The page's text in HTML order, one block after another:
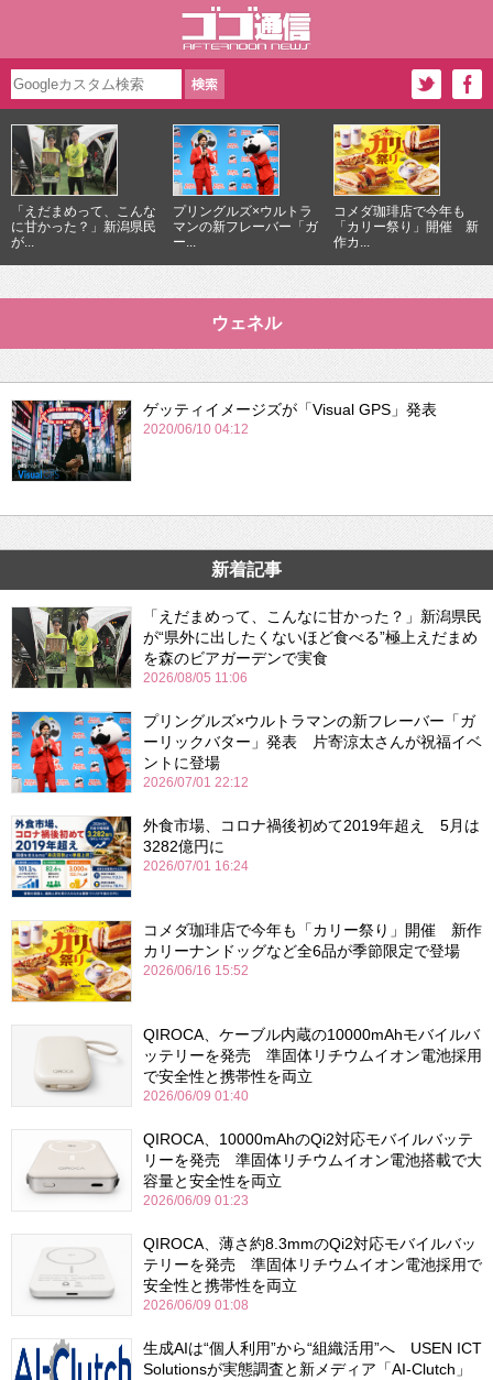
「えだまめって、こんな
に甘かった？」新潟県民
が...
プリングルズ×ウルトラ
マンの新フレーバー「ガ
ー...
コメダ珈琲店で今年も
「カリー祭り」開催 新
作カ...
ウェネル
ゲッティイメージズが「Visual GPS」発表
2020/06/10 04:12
新着記事
「えだまめって、こんなに甘かった？」新潟県民
が“県外に出したくないほど食べる”極上えだまめ
を森のビアガーデンで実食
2026/08/05 11:06
プリングルズ×ウルトラマンの新フレーバー「ガ
ーリックバター」発表 片寄涼太さんが祝福イベ
ントに登場
2026/07/01 22:12
外食市場、コロナ禍後初めて2019年超え 5月は
3282億円に
2026/07/01 16:24
コメダ珈琲店で今年も「カリー祭り」開催 新作
カリーナンドッグなど全6品が季節限定で登場
2026/06/16 15:52
QIROCA、ケーブル内蔵の10000mAhモバイルバ
ッテリーを発売 準固体リチウムイオン電池採用
で安全性と携帯性を両立
2026/06/09 01:40
QIROCA、10000mAhのQi2対応モバイルバッテ
リーを発売 準固体リチウムイオン電池搭載で大
容量と安全性を両立
2026/06/09 01:23
QIROCA、薄さ約8.3mmのQi2対応モバイルバッ
テリーを発売 準固体リチウムイオン電池採用で
安全性と携帯性を両立
2026/06/09 01:08
生成AIは“個人利用”から“組織活用”へ USEN ICT
Solutionsが実態調査と新メディア「AI-Clutch」